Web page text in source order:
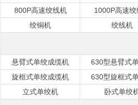
800P高速绞线机
1000P高速绞
绞铜机
绞线机
悬臂式单绞成缆机 630型悬臂式
旋框式单绞成缆机
630型旋框式
立式单绞机
卧式单绞